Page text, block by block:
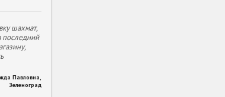
шахмат,
последний
Павловна
Зеленоград